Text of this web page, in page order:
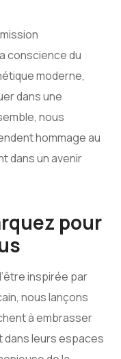
conscience du
moderne,
dans une
nous
hommage au
dans un avenir
pour
inspirée par
nous lançons
à embrasser
dans leurs espaces